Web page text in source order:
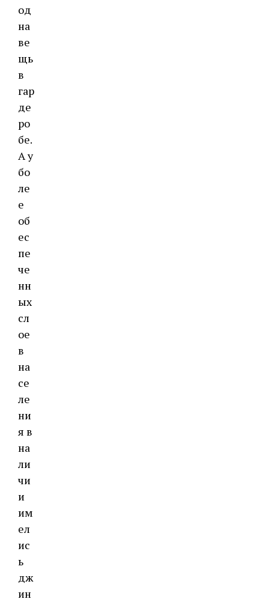
од
на
ве
щь
в
гар
де
ро
бе.
А у
бо
ле
е
об
ес
пе
че
нн
ых
сл
ое
в
на
се
ле
ни
я в
на
ли
чи
и
им
ел
ис
ь
дж
ин